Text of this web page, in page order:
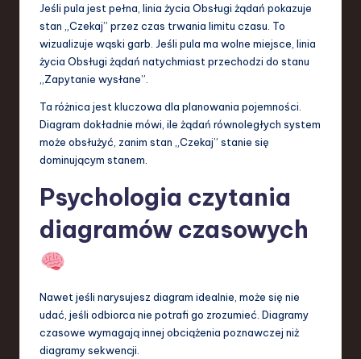
Jeśli pula jest pełna, linia życia Obsługi żądań pokazuje
stan „Czekaj” przez czas trwania limitu czasu. To
wizualizuje wąski garb. Jeśli pula ma wolne miejsce, linia
życia Obsługi żądań natychmiast przechodzi do stanu
„Zapytanie wysłane”.
Ta różnica jest kluczowa dla planowania pojemności.
Diagram dokładnie mówi, ile żądań równoległych system
może obsłużyć, zanim stan „Czekaj” stanie się
dominującym stanem.
Psychologia czytania
diagramów czasowych
Nawet jeśli narysujesz diagram idealnie, może się nie
udać, jeśli odbiorca nie potrafi go zrozumieć. Diagramy
czasowe wymagają innej obciążenia poznawczej niż
diagramy sekwencji.